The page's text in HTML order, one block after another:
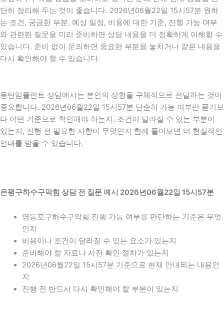
단히 정리해 두는 것이 좋습니다. 2026년06월22일 15시57분 원하
는 조건, 궁금한 부분, 예상 일정, 비용에 대한 기준, 진행 가능 여부
와 관련된 질문을 미리 준비하면 상담 내용을 더 정확하게 이해할 수
있습니다. 준비 없이 문의하면 중요한 부분을 놓치거나 같은 내용을
다시 확인해야 할 수 있습니다.
동탄임플란트 상담에서는 본인의 상황을 구체적으로 전달하는 것이
중요합니다. 2026년06월22일 15시57분 단순히 가능 여부만 묻기보
다 어떤 기준으로 확인해야 하는지, 조건이 달라질 수 있는 부분이
있는지, 진행 전 필요한 사항이 무엇인지 함께 물어보면 더 현실적인
안내를 받을 수 있습니다.
은평구하수구막힘 상담 전 질문 예시 2026년06월22일 15시57분
영등포구하수구막힘 진행 가능 여부를 판단하는 기준은 무엇
인지
비용이나 조건이 달라질 수 있는 요소가 있는지
준비해야 할 자료나 사전 확인 절차가 있는지
2026년06월22일 15시57분 기준으로 현재 안내되는 내용인
지
진행 전 반드시 다시 확인해야 할 부분이 있는지